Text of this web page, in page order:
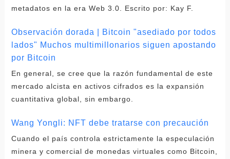
metadatos en la era Web 3.0. Escrito por: Kay F.
Observación dorada | Bitcoin "asediado por todos
lados" Muchos multimillonarios siguen apostando
por Bitcoin
En general, se cree que la razón fundamental de este
mercado alcista en activos cifrados es la expansión
cuantitativa global, sin embargo.
Wang Yongli: NFT debe tratarse con precaución
Cuando el país controla estrictamente la especulación
minera y comercial de monedas virtuales como Bitcoin,